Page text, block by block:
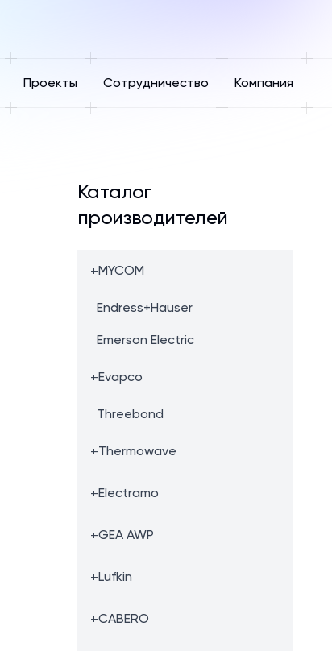
Проекты Сотрудничество Компания
Каталог
производителей
+MYCOM
Endress+Hauser
Emerson Electric
+Evapco
Threebond
+Thermowave
+Electramo
+GEA AWP
+Lufkin
+CABERO